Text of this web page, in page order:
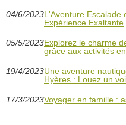
04/6/2023L'Aventure Escalade
Expérience Exaltante
05/5/2023Explorez le charme
grâce aux activités
19/4/2023Une aventure
Hyères : Louez un
17/3/2023Voyager en famille :